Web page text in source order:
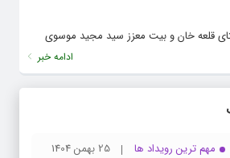
قلعه خان و بیت معزز سید مجید موسوی
ادامه خبر
مهم ترین رویداد ها
25 بهمن 1404